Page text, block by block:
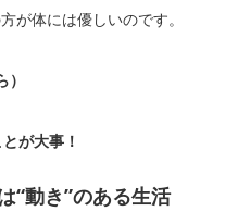
が体には優しいのです。
が大事！
“動き”のある生活